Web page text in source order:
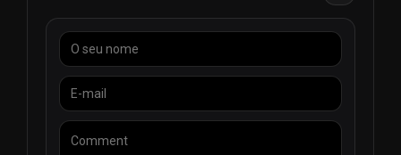
paquistanes.
Em conclusao, a PTV Global emergiu como pioneira na
promocao da lingua inglesa e na ligacao da diaspora
paquistanesa a sua terra natal. Atraves dos seus servicos
de transmissao em direto e de televisao em linha, a PTV
Global tornou possivel aos telespectadores verem